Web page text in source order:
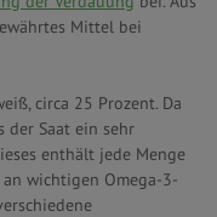
Mittel bei
circa 25 Prozent. Da
der Saat ein sehr
enthält jede Menge
wichtigen Omega-3-